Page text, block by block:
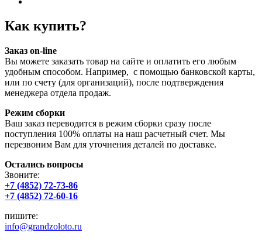
Как купить?
Заказ on-line
Вы можете заказать товар на сайте и оплатить его любым
удобным способом. Например, с помощью банковской карты,
или по счету (для организаций), после подтверждения
менеджера отдела продаж.
Режим сборки
Ваш заказ переводится в режим сборки сразу после
поступления 100% оплаты на наш расчетный счет. Мы
перезвоним Вам для уточнения деталей по доставке.
Остались вопросы
Звоните:
+7 (4852) 72-73-86
+7 (4852) 72-60-16
пишите:
info@grandzoloto.ru